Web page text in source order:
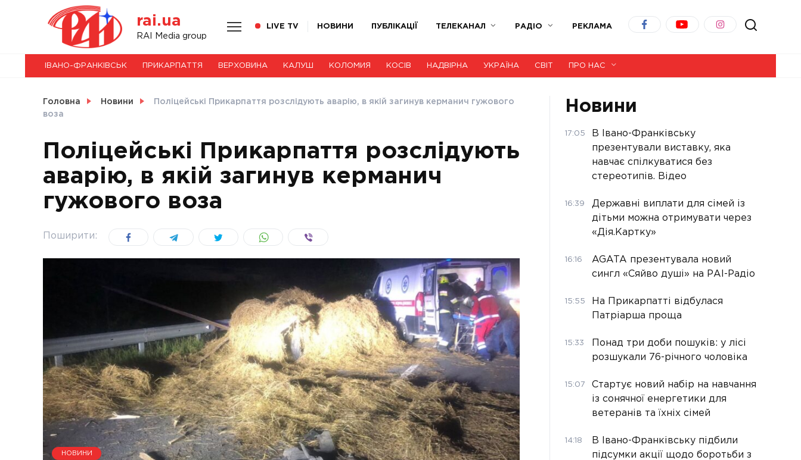
rai.ua
RAI Media group
LIVE TV НОВИНИ ПУБЛІКАЦІЇ ТЕЛЕКАНАЛ РАДІО РЕКЛАМА
НОВИНИ
СВІТ
УКРАЇНА
ІВАНО-ФРАНКІВСЬК ПРИКАРПАТТЯ ВЕРХОВИНА КАЛУШ КОЛОМИЯ КОСІВ НАДВІРНА УКРАЇНА СВІТ ПРО НАС
Головна Новини
Поліцейські Прикарпаття розслідують аварію, в якій загинув керманич гужового
воза
Поліцейські Прикарпаття розслідують
аварію, в якій загинув керманич
гужового воза
Поширити:
НОВИНИ
Новини
17:05
В Івано-Франківську
презентували виставку, яка
навчає спілкуватися без
стереотипів. Відео
16:39
Державні виплати для сімей із
дітьми можна отримувати через
«Дія.Картку»
16:16
AGATA презентувала новий
сингл «Сяйво душі» на РАІ-Радіо
15:55
На Прикарпатті відбулася
Патріарша проща
15:33
Понад три доби пошуків: у лісі
розшукали 76-річного чоловіка
15:07
Стартує новий набір на навчання
із сонячної енергетики для
ветеранів та їхніх сімей
14:18
В Івано-Франківську підбили
підсумки акції щодо боротьби з